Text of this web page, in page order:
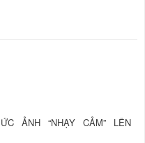
ẢNH “NHẠY CẢM” LÊN